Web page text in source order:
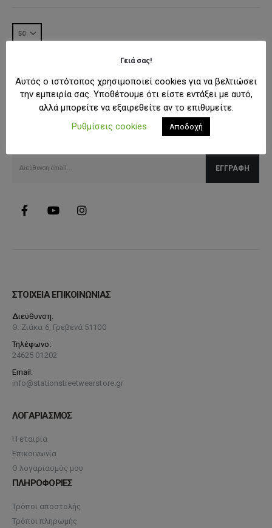
SUBSCRIBE NEWSLETTER
Λάβετε όλες τις τελευταίες πληροφορίες για εκπτώσεις και
ΣΤΟΙΧΕΙΑ ΕΠΙΚΟΙΝΩΝΙΑΣ
Διεύθυνση:
Θ. Ζιάκα 6, Γρεβενά 51100
Τηλέφωνο:
24625 01202
Email:
info@stationstreetwearstore.gr
ΛΟΓΑΡΙΑΣΜΟΣ
Η εταιρία
Επικοινωνία
Ο λογαριασμός μου
ΠΛΗΡΟΦΟΡΙΕΣ
Τρόποι αποστολής
Τρόποι πληρωμής
Γειά σας!
Αυτός ο ιστότοπος χρησιμοποιεί cookies για να βελτιώσει
την εμπειρία σας. Υποθέτουμε ότι είστε εντάξει με αυτό,
αλλά μπορείτε να εξαιρεθείτε αν το επιθυμείτε.
Ρυθμίσεις cookies
Αποδοχή